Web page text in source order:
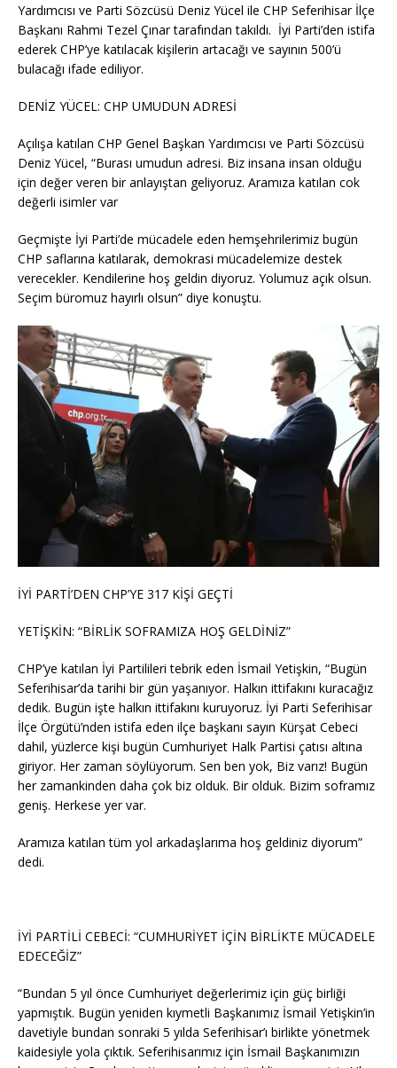
Yardımcısı ve Parti Sözcüsü Deniz Yücel ile CHP Seferihisar İlçe
Başkanı Rahmi Tezel Çınar tarafından takıldı. İyi Parti’den istifa
ederek CHP’ye katılacak kişilerin artacağı ve sayının 500’ü
bulacağı ifade ediliyor.
DENİZ YÜCEL: CHP UMUDUN ADRESİ
Açılışa katılan CHP Genel Başkan Yardımcısı ve Parti Sözcüsü
Deniz Yücel, “Burası umudun adresi. Biz insana insan olduğu
için değer veren bir anlayıştan geliyoruz. Aramıza katılan cok
değerli isimler var
Geçmişte İyi Parti’de mücadele eden hemşehrilerimiz bugün
CHP saflarına katılarak, demokrasi mücadelemize destek
verecekler. Kendilerine hoş geldin diyoruz. Yolumuz açık olsun.
Seçim büromuz hayırlı olsun” diye konuştu.
İYİ PARTİ’DEN CHP’YE 317 KİŞİ GEÇTİ
YETİŞKİN: “BİRLİK SOFRAMIZA HOŞ GELDİNİZ”
CHP’ye katılan İyi Partilileri tebrik eden İsmail Yetişkin, “Bugün
Seferihisar’da tarihi bir gün yaşanıyor. Halkın ittifakını kuracağız
dedik. Bugün işte halkın ittifakını kuruyoruz. İyi Parti Seferihisar
İlçe Örgütü’nden istifa eden ilçe başkanı sayın Kürşat Cebeci
dahil, yüzlerce kişi bugün Cumhuriyet Halk Partisi çatısı altına
giriyor. Her zaman söylüyorum. Sen ben yok, Biz varız! Bugün
her zamankinden daha çok biz olduk. Bir olduk. Bizim soframız
geniş. Herkese yer var.
Aramıza katılan tüm yol arkadaşlarıma hoş geldiniz diyorum”
dedi.
İYİ PARTİLİ CEBECİ: “CUMHURİYET İÇİN BİRLİKTE MÜCADELE
EDECEĞİZ”
“Bundan 5 yıl önce Cumhuriyet değerlerimiz için güç birliği
yapmıştık. Bugün yeniden kıymetli Başkanımız İsmail Yetişkin’in
davetiyle bundan sonraki 5 yılda Seferihisar’ı birlikte yönetmek
kaidesiyle yola çıktık. Seferihisarımız için İsmail Başkanımızın